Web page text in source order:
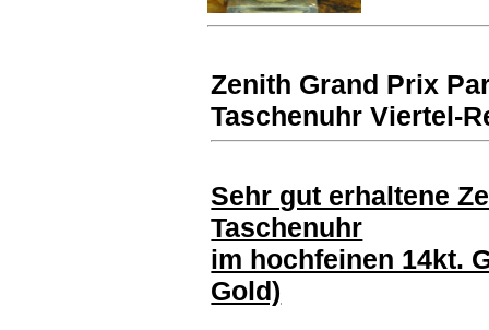
Zenith Grand Prix
Taschenuhr Viertel-
Sehr gut erhaltene
Taschenuhr
im hochfeinen 14kt.
Gold)